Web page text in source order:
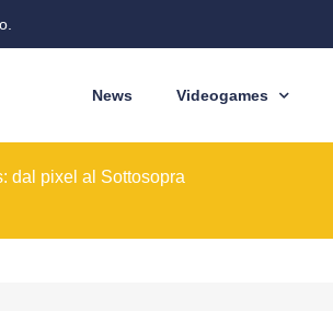
News Videogames
del modello originale
le sale giochi nel 1989
Cinquant'anni di Avventure
dal pixel al Sottosopra
BioWare
nostre tasche
del modello originale
le sale giochi nel 1989